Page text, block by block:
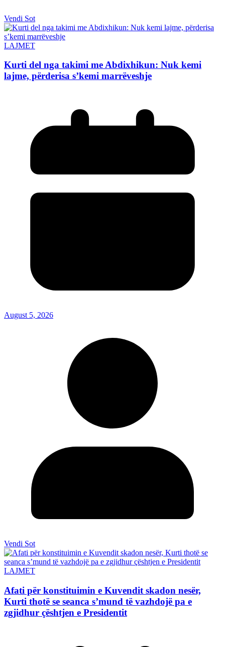
Vendi Sot
LAJMET
Kurti del nga takimi me Abdixhikun: Nuk kemi
lajme, përderisa s’kemi marrëveshje
August 5, 2026
Vendi Sot
LAJMET
Afati për konstituimin e Kuvendit skadon nesër,
Kurti thotë se seanca s’mund të vazhdojë pa e
zgjidhur çështjen e Presidentit